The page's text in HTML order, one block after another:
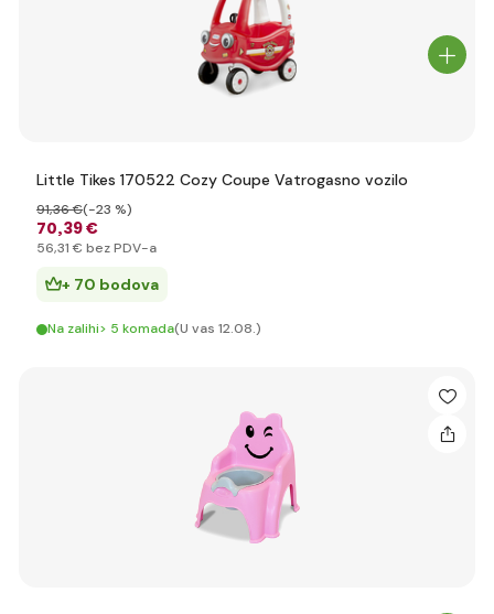
Little Tikes 170522 Cozy Coupe Vatrogasno vozilo
70,39 €
91,36 €(-23 %)
56,31 € bez PDV-a
+ 70 bodova
Na zalihi> 5 komada(U vas 12.08.)